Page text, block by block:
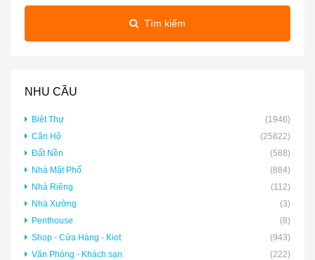
Tìm kiếm
NHU CẦU
Biệt Thự
(1946)
Căn Hộ
(25822)
Đất Nền
(588)
Nhà Mặt Phố
(884)
Nhà Riêng
(112)
Nhà Xưởng
(3)
Penthouse
(8)
Shop - Cửa Hàng - Kiot
(943)
Văn Phòng - Khách sạn
(222)